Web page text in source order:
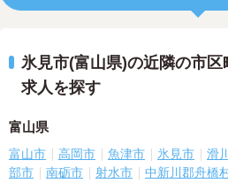
氷見市(富山県)の近隣の市
求人を探す
富山県
富山市 高岡市 魚津市 氷見市 滑
部市
南砺市 射水市 中新川郡舟橋